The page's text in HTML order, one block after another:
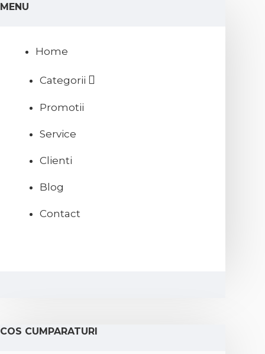
MENU
Home
Categorii
Promotii
Service
Clienti
Blog
Contact
COS CUMPARATURI